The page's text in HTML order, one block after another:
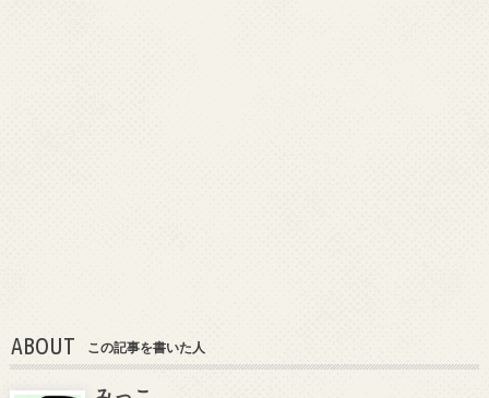
ABOUT この記事を書いた人